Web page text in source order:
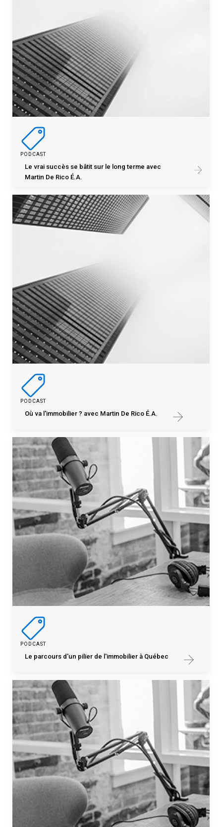
PODCAST
Le vrai succès se bâtit sur le long terme avec
Martin De Rico É.A.
PODCAST
Où va l'immobilier ? avec Martin De Rico É.A.
PODCAST
Le parcours d'un pilier de l'immobilier à Québec